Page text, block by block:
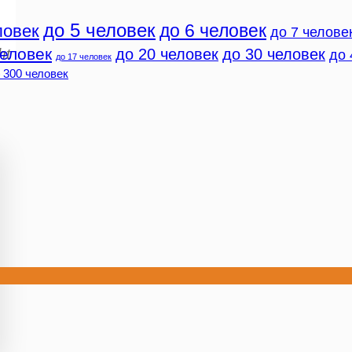
до 5 человекдо 6 человек до 7
до 17 человек до 20 человек до 30 человек до
300 человек